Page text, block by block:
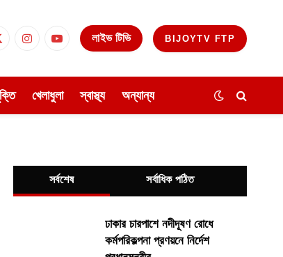
InstagramYouTube
লাইভ টিভি BIJOYTV FTP
খেলাধুলা স্বাস্থ্য অন্যান্য
সর্বশেষ সর্বাধিক পঠিত
ঢাকার চারপাশে নদীদূষণ রোধে
কর্মপরিকল্পনা প্রণয়নে নির্দেশ